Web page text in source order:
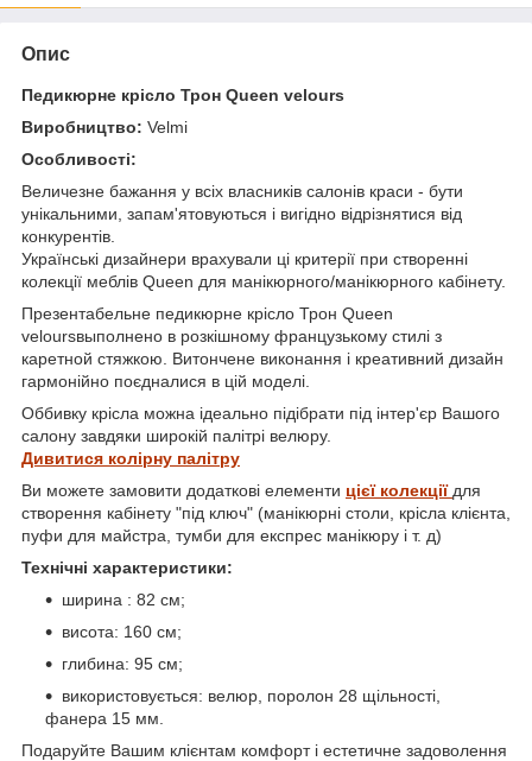
Опис
Педикюрне крісло Трон Queen velours
Виробництво: Velmi
Особливості:
Величезне бажання у всіх власників салонів краси - бути
унікальними, запам'ятовуються і вигідно відрізнятися від
конкурентів.
Українські дизайнери врахували ці критерії при створенні
колекції меблів Queen для манікюрного/манікюрного кабінету.
Презентабельне педикюрне крісло Трон Queen
veloursвыполнено в розкішному французькому стилі з
каретной стяжкою. Витончене виконання і креативний дизайн
гармонійно поєдналися в цій моделі.
Оббивку крісла можна ідеально підібрати під інтер'єр Вашого
салону завдяки широкій палітрі велюру.
Дивитися колірну палітру
Ви можете замовити додаткові елементи цієї колекції для
створення кабінету "під ключ" (манікюрні столи, крісла клієнта,
пуфи для майстра, тумби для експрес манікюру і т. д)
Технічні характеристики:
ширина : 82 см;
висота: 160 см;
глибина: 95 см;
використовується: велюр, поролон 28 щільності,
фанера 15 мм.
Подаруйте Вашим клієнтам комфорт і естетичне задоволення